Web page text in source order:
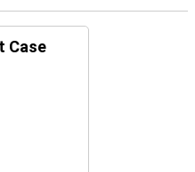
Case